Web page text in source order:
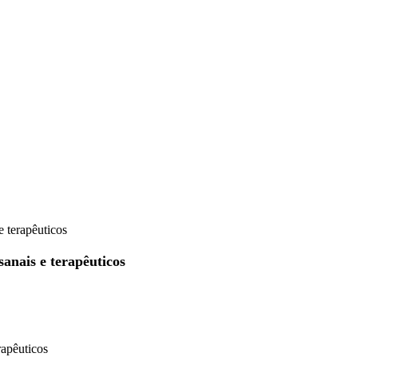
terapêuticos
e terapêuticos